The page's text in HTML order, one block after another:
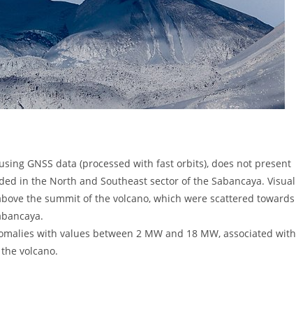
GNSS data (processed with fast orbits), does not present
in the North and Southeast sector of the Sabancaya. Visual
the summit of the volcano, which were scattered towards
with values ​​between 2 MW and 18 MW, associated with
volcano.